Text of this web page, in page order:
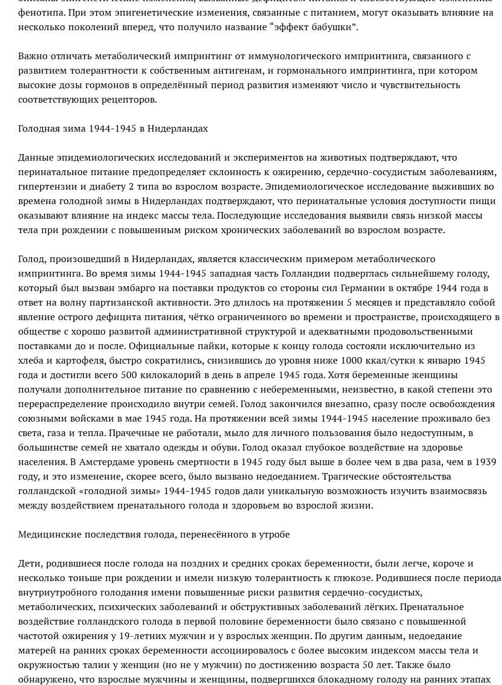
фенотипа. При этом эпигенетические изменения, связанные с питанием, могут оказывать влияние на
несколько поколений вперед, что получило название “эффект бабушки”.
Важно отличать метаболический импринтинг от иммунологического импринтинга, связанного с
развитием толерантности к собственным антигенам, и гормонального импринтинга, при котором
высокие дозы гормонов в определённый период развития изменяют число и чувствительность
соответствующих рецепторов.
Голодная зима 1944‒1945 в Нидерландах
Данные эпидемиологических исследований и экспериментов на животных подтверждают, что
перинатальное питание предопределяет склонность к ожирению, сердечно-сосудистым заболеваниям,
гипертензии и диабету 2 типа во взрослом возрасте. Эпидемиологическое исследование выживших во
времена голодной зимы в Нидерландах подтверждают, что перинатальные условия доступности пищи
оказывают влияние на индекс массы тела. Последующие исследования выявили связь низкой массы
тела при рождении с повышенным риском хронических заболеваний во взрослом возрасте.
Голод, произошедший в Нидерландах, является классическим примером метаболического
импринтинга. Во время зимы 1944‒1945 западная часть Голландии подверглась сильнейшему голоду,
который был вызван эмбарго на поставки продуктов со стороны сил Германии в октябре 1944 года в
ответ на волну партизанской активности. Это длилось на протяжении 5 месяцев и представляло собой
явление острого дефицита питания, чётко ограниченного во времени и пространстве, происходящего в
обществе с хорошо развитой административной структурой и адекватными продовольственными
поставками до и после. Официальные пайки, которые к концу голода состояли исключительно из
хлеба и картофеля, быстро сократились, снизившись до уровня ниже 1000 ккал/сутки к январю 1945
года и достигли всего 500 килокалорий в день в апреле 1945 года. Хотя беременные женщины
получали дополнительное питание по сравнению с небеременными, неизвестно, в какой степени это
перераспределение происходило внутри семей. Голод закончился внезапно, сразу после освобождения
союзными войсками в мае 1945 года. На протяжении всей зимы 1944‒1945 население проживало без
света, газа и тепла. Прачечные не работали, мыло для личного пользования было недоступным, в
большинстве семей не хватало одежды и обуви. Голод оказал глубокое воздействие на здоровье
населения. В Амстердаме уровень смертности в 1945 году был выше в более чем в два раза, чем в 1939
году, и это изменение, скорее всего, было вызвано недоеданием. Трагические обстоятельства
голландской «голодной зимы» 1944‒1945 годов дали уникальную возможность изучить взаимосвязь
между воздействием пренатального голода и здоровьем во взрослой жизни.
Медицинские последствия голода, перенесённого в утробе
Дети, родившиеся после голода на поздних и средних сроках беременности, были легче, короче и
несколько тоньше при рождении и имели низкую толерантность к глюкозе. Родившиеся после периода
внутриутробного голодания имени повышенные риски развития сердечно-сосудистых,
метаболических, психических заболеваний и обструктивных заболеваний лёгких. Пренатальное
воздействие голландского голода в первой половине беременности было связано с повышенной
частотой ожирения у 19-летних мужчин и у взрослых женщин. По другим данным, недоедание
матерей на ранних сроках беременности ассоциировалось с более высоким индексом массы тела и
окружностью талии у женщин (но не у мужчин) по достижению возраста 50 лет. Также было
обнаружено, что взрослые мужчины и женщины, подвергшихся блокадному голоду на ранних этапах